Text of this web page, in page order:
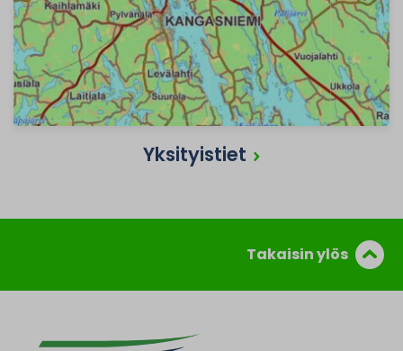
Yksityistiet
Takaisin ylös